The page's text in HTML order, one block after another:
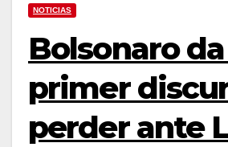
NOTICIAS
Bolsonaro
primer
perder ante